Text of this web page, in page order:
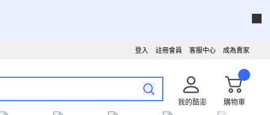
成為賣家
客服中心
註冊會員
登入
我的酷澎
購物車